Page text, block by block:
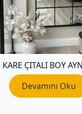
KARE ÇITALI BOY
Devamını Oku